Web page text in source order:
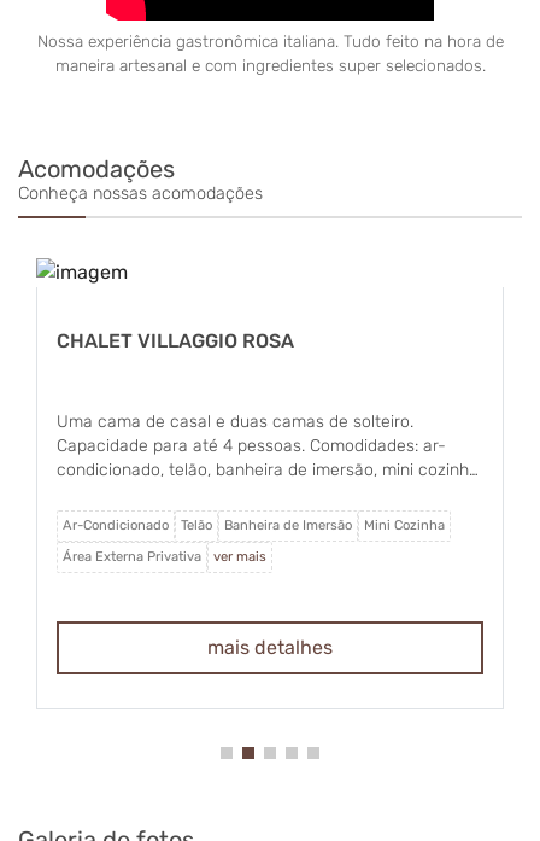
Nossa experiência gastronômica italiana. Tudo feito na hora de
maneira artesanal e com ingredientes super selecionados.
Acomodações
Conheça nossas acomodações
CHALET VILLAGGIO ROSA
Uma cama de casal e duas camas de solteiro.
Capacidade para até 4 pessoas. Comodidades: ar-
condicionado, telão, banheira de imersão, mini cozinha
máquina de café expresso e forninho elétrico.
Ar-Condicionado Telão Banheira de Imersão
Mini Cozinha
Área Externa Privativa
ver mais
mais detalhes